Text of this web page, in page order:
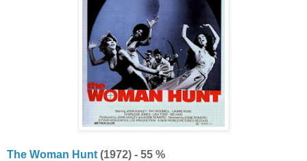
The Woman Hunt (1972) - 55 %